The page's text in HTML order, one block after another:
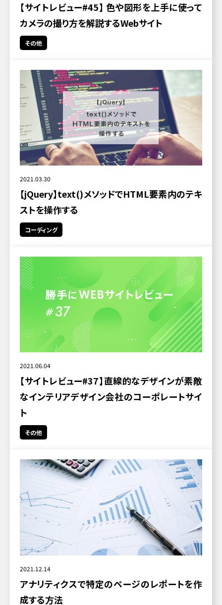
【サイトレビュー#45】 色や図形を上手に使って
カメラの撮り方を解説するWebサイト
その他
2021.03.30
【jQuery】text()メソッドでHTML要素内のテキ
ストを操作する
コーディング
2021.06.04
【サイトレビュー#37】直線的なデザインが素敵
なインテリアデザイン会社のコーポレートサイ
ト
その他
2021.12.14
アナリティクスで特定のページのレポートを作
成する方法